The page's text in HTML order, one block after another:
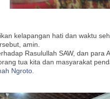
kelapangan hati dan waktu
amin.
Rasulullah SAW, dan para
tua kita dan masyarakat
Ngroto.